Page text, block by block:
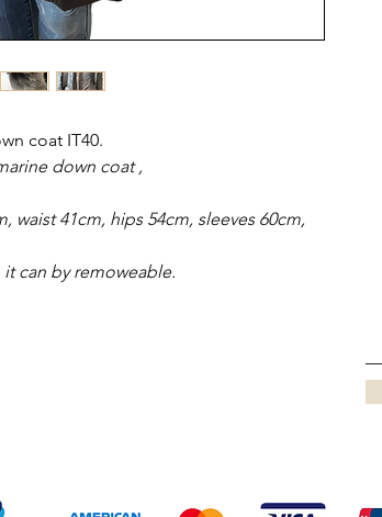
coat IT40.
down coat ,
waist 41cm, hips 54cm, sleeves 60cm,
it can by remoweable.